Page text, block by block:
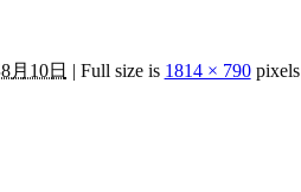
月10日 | Full size is 1814 × 790pixels